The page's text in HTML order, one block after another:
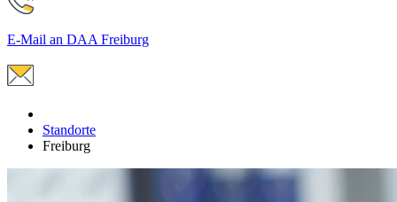
E-Mail an DAA Freiburg
Standorte
Freiburg